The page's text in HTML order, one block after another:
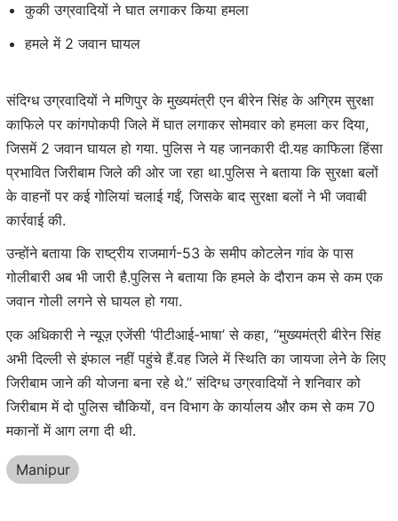
कुकी उग्रवादियों ने घात लगाकर किया हमला
हमले में 2 जवान घायल
संदिग्ध उग्रवादियों ने मणिपुर के मुख्यमंत्री एन बीरेन सिंह के अग्रिम सुरक्षा
काफिले पर कांगपोकपी जिले में घात लगाकर सोमवार को हमला कर दिया,
जिसमें 2 जवान घायल हो गया. पुलिस ने यह जानकारी दी.यह काफिला हिंसा
प्रभावित जिरीबाम जिले की ओर जा रहा था.पुलिस ने बताया कि सुरक्षा बलों
के वाहनों पर कई गोलियां चलाई गईं, जिसके बाद सुरक्षा बलों ने भी जवाबी
कार्रवाई की.
उन्होंने बताया कि राष्ट्रीय राजमार्ग-53 के समीप कोटलेन गांव के पास
गोलीबारी अब भी जारी है.पुलिस ने बताया कि हमले के दौरान कम से कम एक
जवान गोली लगने से घायल हो गया.
एक अधिकारी ने न्यूज़ एजेंसी ‘पीटीआई-भाषा’ से कहा, ‘‘मुख्यमंत्री बीरेन सिंह
अभी दिल्ली से इंफाल नहीं पहुंचे हैं.वह जिले में स्थिति का जायजा लेने के लिए
जिरीबाम जाने की योजना बना रहे थे.’’ संदिग्ध उग्रवादियों ने शनिवार को
जिरीबाम में दो पुलिस चौकियों, वन विभाग के कार्यालय और कम से कम 70
मकानों में आग लगा दी थी.
Manipur